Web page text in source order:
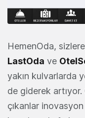
HemenOda,
LastOda ve
yakın kulvarlarda
de giderek
çıkanlar